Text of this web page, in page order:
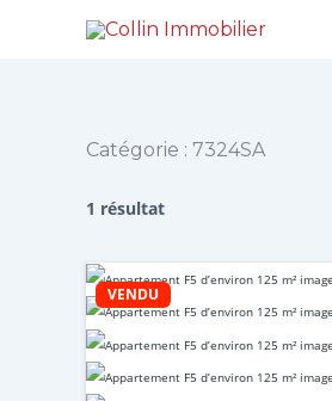
Catégorie : 7324SA
1 résultat
VENDU